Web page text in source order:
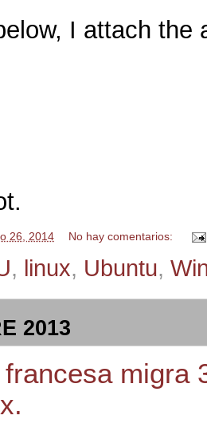
I attach the
26, 2014 No hay comentarios:
, linux, Ubuntu,
2013
migra